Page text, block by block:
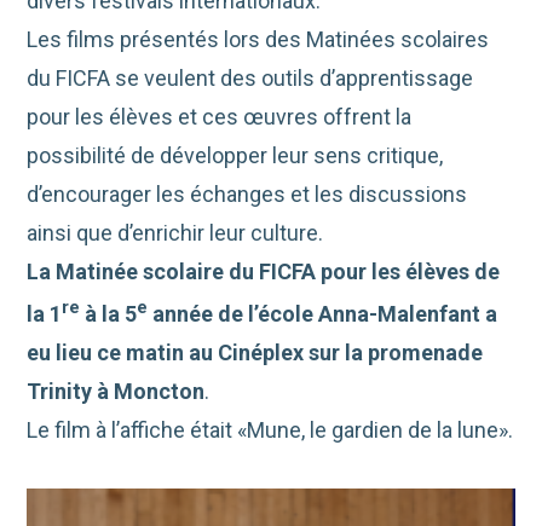
Les films présentés lors des Matinées scolaires
du FICFA se veulent des outils d’apprentissage
pour les élèves et ces œuvres offrent la
possibilité de développer leur sens critique,
d’encourager les échanges et les discussions
ainsi que d’enrichir leur culture.​​
La Matinée scolaire du FICFA pour les élèves de
la 1 re à la 5e année de l’école Anna-Malenfant a
eu lieu ce matin au Cinéplex sur la promenade
Trinity à Moncton.
Le film à l’affiche était «Mune, le gardien de la lune».